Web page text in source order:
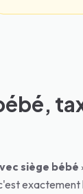
siège bébé